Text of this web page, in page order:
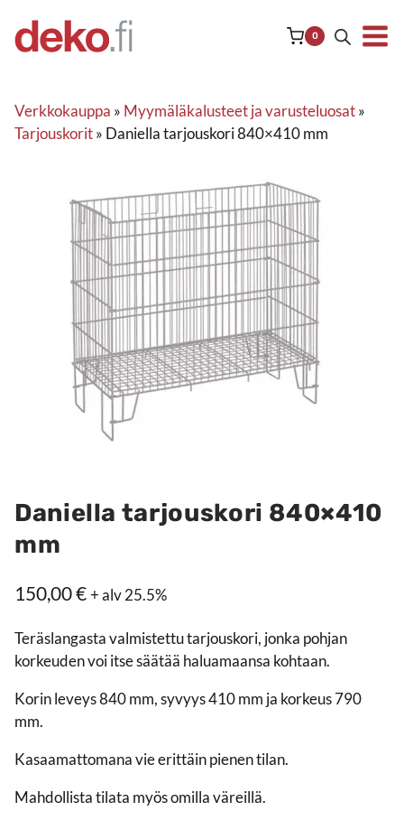
sisältöön
0
Verkkokauppa » Myymäläkalusteet ja varusteluosat»
Tarjouskorit» Daniella tarjouskori 840×410 mm
Daniella tarjouskori 840×410
mm
150,00€+ alv 25.5%
Teräslangasta valmistettu tarjouskori, jonka pohjan
korkeuden voi itse säätää haluamaansa kohtaan.
Korin leveys 840 mm, syvyys 410 mm ja korkeus 790
mm.
Kasaamattomana vie erittäin pienen tilan.
Mahdollista tilata myös omilla väreillä.